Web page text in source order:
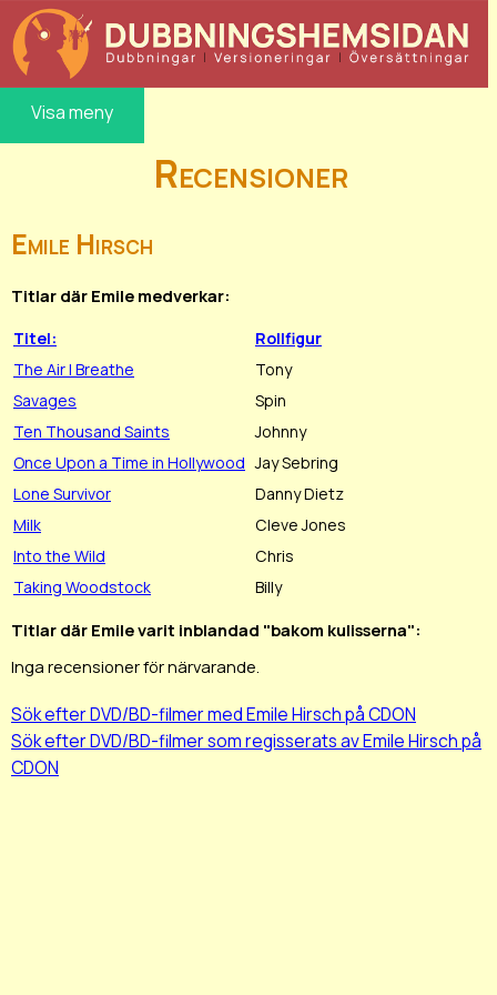
Visa meny
Recensioner
Emile Hirsch
Titlar där Emile medverkar:
Titel:
Rollfigur
The Air I Breathe
Tony
Savages
Spin
Ten Thousand Saints
Johnny
Once Upon a Time in Hollywood Jay Sebring
Lone Survivor
Danny Dietz
Milk
Cleve Jones
Into the Wild
Chris
Taking Woodstock
Billy
Titlar där Emile varit inblandad "bakom kulisserna":
Inga recensioner för närvarande.
Sök efter DVD/BD-filmer med Emile Hirsch på CDON
Sök efter DVD/BD-filmer som regisserats av Emile Hirsch på
CDON